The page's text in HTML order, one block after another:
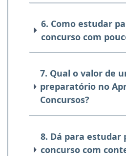
6. Como estudar
concurso com
7. Qual o valor de
preparatório no
Concursos?
8. Dá para estudar
concurso com